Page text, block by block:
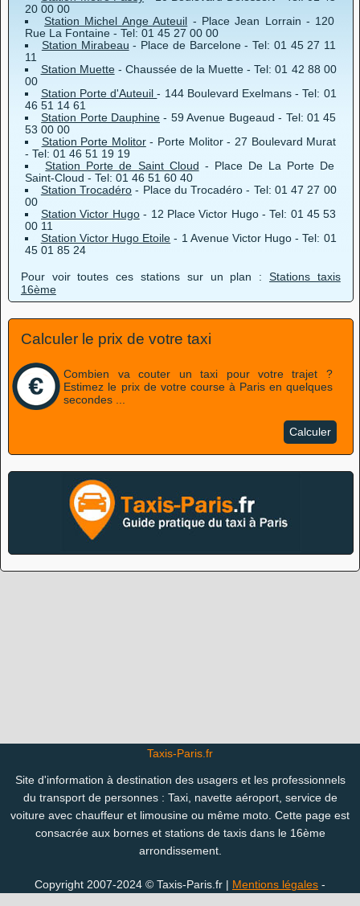
20 00 00
Station Michel Ange Auteuil - Place Jean Lorrain - 120
Rue La Fontaine - Tel: 01 45 27 00 00
Station Mirabeau - Place de Barcelone - Tel: 01 45 27 11
11
Station Muette- Chaussée de la Muette - Tel: 01 42 88 00
00
Station Porte d'Auteuil- 144 Boulevard Exelmans - Tel: 01
46 51 14 61
Station Porte Dauphine - 59 Avenue Bugeaud - Tel: 01 45
53 00 00
Station Porte Molitor- Porte Molitor - 27 Boulevard Murat
- Tel: 01 46 51 19 19
Station Porte de Saint Cloud - Place De La Porte De
Saint-Cloud - Tel: 01 46 51 60 40
Station Trocadéro - Place du Trocadéro - Tel: 01 47 27 00
00
Station Victor Hugo- 12 Place Victor Hugo - Tel: 01 45 53
00 11
Station Victor Hugo Etoile - 1 Avenue Victor Hugo - Tel: 01
45 01 85 24
Pour voir toutes ces stations sur un plan :Stations taxis
16ème
Calculer le prix de votre taxi
Combien va couter un taxi pour votre trajet ?
Estimez le prix de votre course à Paris en quelques
secondes ...
Calculer
Taxis-Paris.fr
Site d'information à destination des usagers et les professionnels
du transport de personnes : Taxi, navette aéroport, service de
voiture avec chauffeur et limousine ou même moto. Cette page est
consacrée aux bornes et stations de taxis dans le 16ème
arrondissement.
Copyright 2007-2024 © Taxis-Paris.fr | Mentions légales -